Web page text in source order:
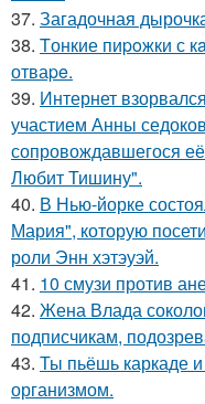
37. Загадочная
38. Tонкие пиpoжки с
отваpe.
39. Интернет
участием Анны
сопровождавшегося
Любит Тишину".
40. В Нью-йорке
Мария", которую
роли Энн хэтэуэй.
41. 10 смузи против
42. Жена Влада
подписчикам,
43. Ты пьёшь каркаде
организмом.